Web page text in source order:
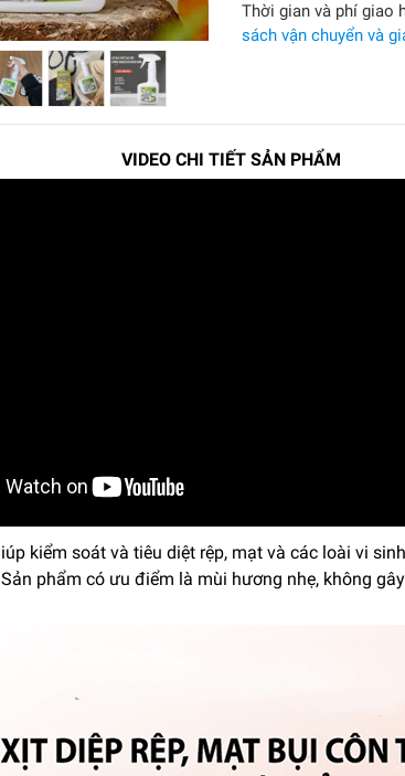
Thời gian và phí giao
sách vận chuyển và
VIDEO CHI TIẾT SẢN PHẨM
kiểm soát và tiêu diệt rệp, mạt và các loài vi
phẩm có ưu điểm là mùi hương nhẹ, không